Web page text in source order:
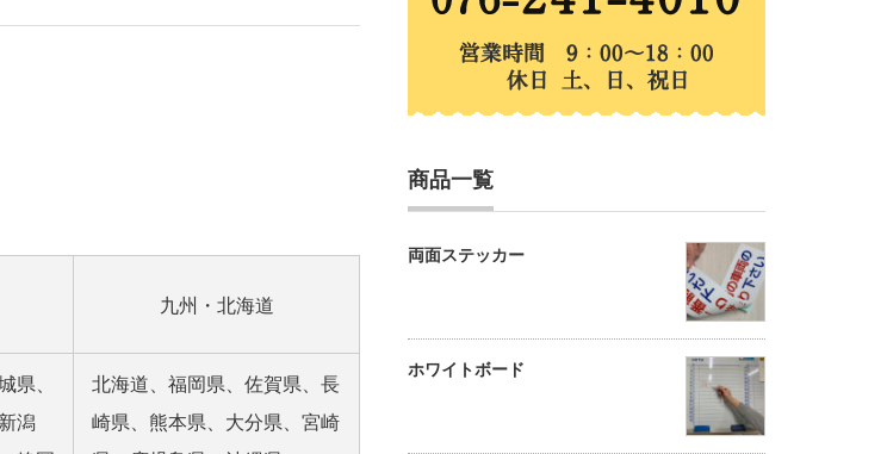
九州・北海道
県、
潟
北海道、福岡県、佐賀県、長
崎県、熊本県、大分県、宮崎
商品一覧
両面ステッカー
ホワイトボード